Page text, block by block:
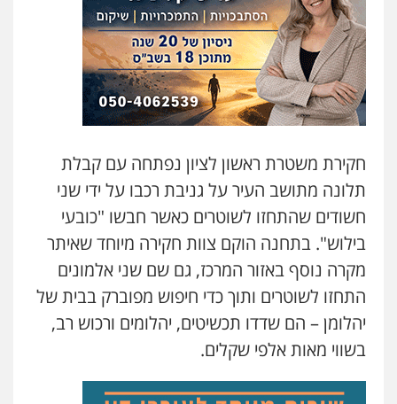
0506217771
עו"ד תמיר סולומון
פלילי כלכלי מיסים הלבנת הון
0528758840
עו"ד משה פלמור
פלילי כלכלי צווארון לבן עורכי דין לענייני
אסירים
0549732303
עו"ד אלינור מתיתיה
פלילי תעבורה צבאי משפחה
0526577766
פלילי בטחוני צבאי נזיקין
חקירת משטרת ראשון לציון נפתחה עם קבלת
תלונה מתושב העיר על גניבת רכבו על ידי שני
חשודים שהתחזו לשוטרים כאשר חבשו "כובעי
בילוש". בתחנה הוקם צוות חקירה מיוחד שאיתר
מקרה נוסף באזור המרכז, גם שם שני אלמונים
התחזו לשוטרים ותוך כדי חיפוש מפוברק בבית של
יהלומן – הם שדדו תכשיטים, יהלומים ורכוש רב,
בשווי מאות אלפי שקלים.